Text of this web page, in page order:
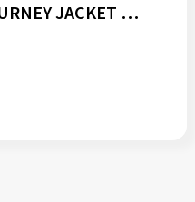
WOMENS 3-IN-1 JOURNEY JACKET WITH SOFTSHELL INNER